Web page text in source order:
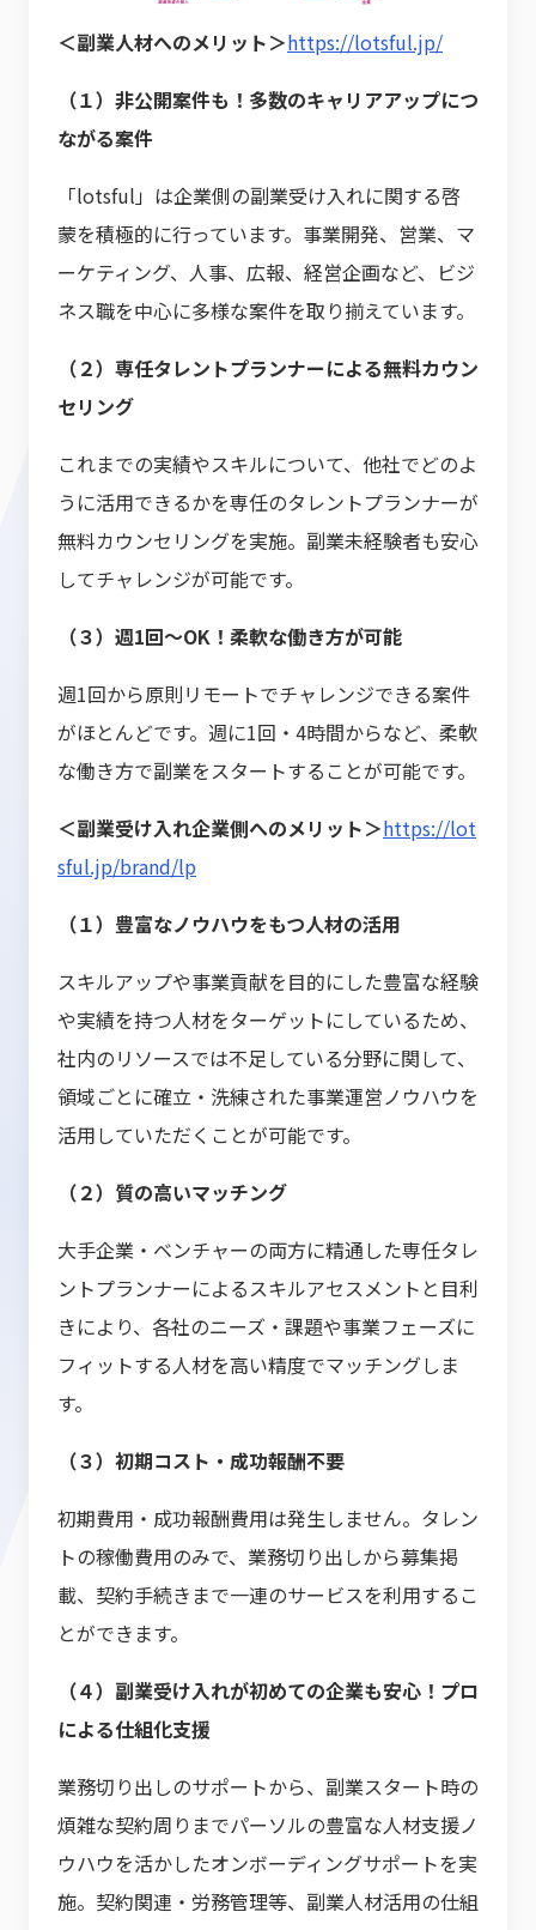
＜副業人材へのメリット＞https://lotsful.jp/
（１）非公開案件も！多数のキャリアアップにつ
ながる案件
「lotsful」は企業側の副業受け入れに関する啓
蒙を積極的に行っています。事業開発、営業、マ
ーケティング、人事、広報、経営企画など、ビジ
ネス職を中心に多様な案件を取り揃えています。
（２）専任タレントプランナーによる無料カウン
セリング
これまでの実績やスキルについて、他社でどのよ
うに活用できるかを専任のタレントプランナーが
無料カウンセリングを実施。副業未経験者も安心
してチャレンジが可能です。
（３）週1回〜OK！柔軟な働き方が可能
週1回から原則リモートでチャレンジできる案件
がほとんどです。週に1回・4時間からなど、柔軟
な働き方で副業をスタートすることが可能です。
＜副業受け入れ企業側へのメリット＞https://lot
sful.jp/brand/lp
（１）豊富なノウハウをもつ人材の活用
スキルアップや事業貢献を目的にした豊富な経験
や実績を持つ人材をターゲットにしているため、
社内のリソースでは不足している分野に関して、
領域ごとに確立・洗練された事業運営ノウハウを
活用していただくことが可能です。
（２）質の高いマッチング
大手企業・ベンチャーの両方に精通した専任タレ
ントプランナーによるスキルアセスメントと目利
きにより、各社のニーズ・課題や事業フェーズに
フィットする人材を高い精度でマッチングしま
す。
（３）初期コスト・成功報酬不要
初期費用・成功報酬費用は発生しません。タレン
トの稼働費用のみで、業務切り出しから募集掲
載、契約手続きまで一連のサービスを利用するこ
とができます。
（４）副業受け入れが初めての企業も安心！プロ
による仕組化支援
業務切り出しのサポートから、副業スタート時の
煩雑な契約周りまでパーソルの豊富な人材支援ノ
ウハウを活かしたオンボーディングサポートを実
施。契約関連・労務管理等、副業人材活用の仕組